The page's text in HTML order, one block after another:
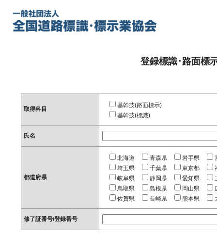
登録標識･路面標
取得科目
基幹技(路面標示)
基幹技(標識)
氏名
都道府県
北海道 青森県 岩手県
埼玉県
千葉県 東京都
岐阜県
静岡県 愛知県
鳥取県
島根県 岡山県
佐賀県
長崎県 熊本県
修了証番号/登録番号